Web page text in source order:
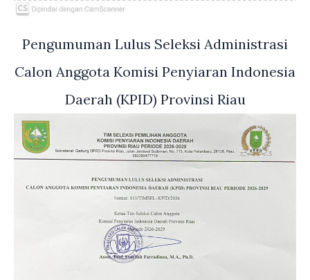
Pengumuman Lulus Seleksi Administrasi
Calon Anggota Komisi Penyiaran Indonesia
Daerah (KPID) Provinsi Riau